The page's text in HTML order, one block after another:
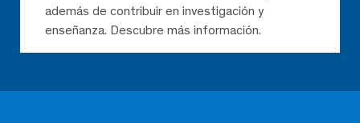
además de contribuir en investigación y
enseñanza. Descubre más información.